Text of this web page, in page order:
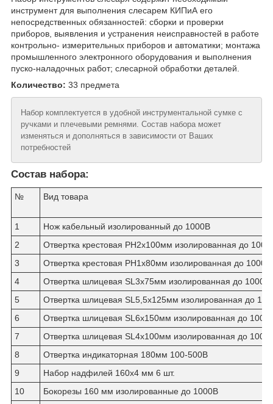
инструмент для выполнения слесарем КИПиА его
непосредственных обязанностей: сборки и проверки
приборов, выявления и устранения неисправностей в работе
контрольно- измерительных приборов и автоматики; монтажа
промышленного электронного оборудования и выполнения
пуско-наладочных работ; слесарной обработки деталей.
Количество: 33 предмета
Набор комплектуется в удобной инструментальной сумке с
ручками и плечевыми ремнями. Состав набора может
изменяться и дополняться в зависимости от Ваших
потребностей
Состав набора:
№ Вид товара
1
Нож кабельный изолированный до 1000В
2
Отвертка крестовая РН2х100мм изолированная до
3
Отвертка крестовая РН1х80мм изолированная до 1000В
4
Отвертка шлицевая SL3х75мм изолированная до 1000В
5
Отвертка шлицевая SL5,5х125мм изолированная до
6
Отвертка шлицевая SL6х150мм изолированная до
7
Отвертка шлицевая SL4x100мм изолированная до
8
Отвертка индикаторная 180мм 100-500В
9
Набор надфилей 160х4 мм 6 шт.
10
Бокорезы 160 мм изолированные до 1000В